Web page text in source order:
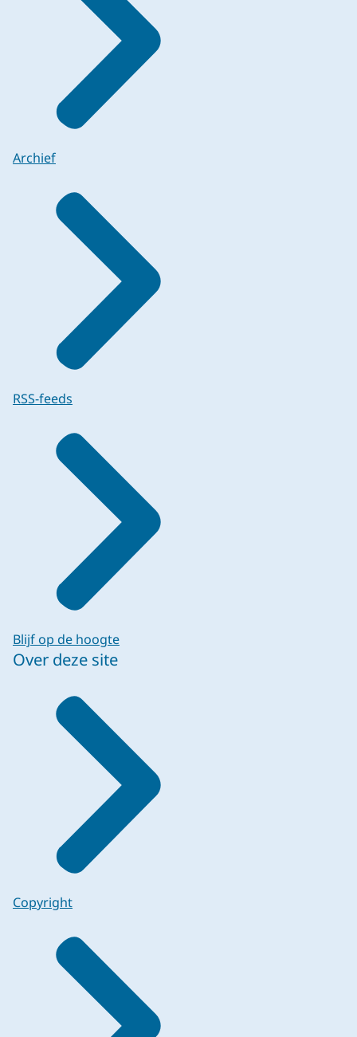
Archief
RSS-feeds
Blijf op de hoogte
Over deze site
Copyright